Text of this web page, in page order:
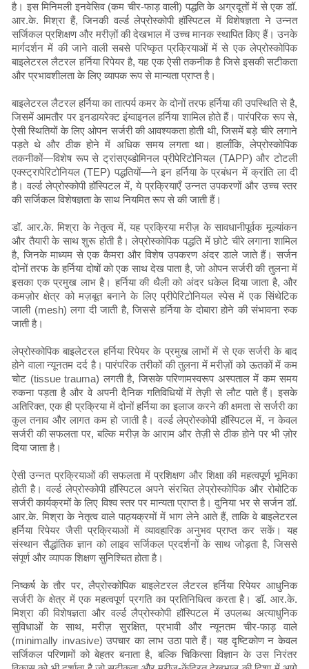
है। इस मिनिमली इनवेसिव (कम चीर-फाड़ वाली) पद्धति के अग्रदूतों में से एक डॉ.
आर.के. मिश्रा हैं, जिनकी वर्ल्ड लेप्रोस्कोपी हॉस्पिटल में विशेषज्ञता ने उन्नत
सर्जिकल प्रशिक्षण और मरीज़ों की देखभाल में उच्च मानक स्थापित किए हैं। उनके
मार्गदर्शन में की जाने वाली सबसे परिष्कृत प्रक्रियाओं में से एक लेप्रोस्कोपिक
बाइलेटरल लैटरल हर्निया रिपेयर है, यह एक ऐसी तकनीक है जिसे इसकी सटीकता
और प्रभावशीलता के लिए व्यापक रूप से मान्यता प्राप्त है।
बाइलेटरल लैटरल हर्निया का तात्पर्य कमर के दोनों तरफ हर्निया की उपस्थिति से है,
जिसमें आमतौर पर इनडायरेक्ट इंग्वाइनल हर्निया शामिल होते हैं। पारंपरिक रूप से,
ऐसी स्थितियों के लिए ओपन सर्जरी की आवश्यकता होती थी, जिसमें बड़े चीरे लगाने
पड़ते थे और ठीक होने में अधिक समय लगता था। हालाँकि, लेप्रोस्कोपिक
तकनीकों—विशेष रूप से ट्रांसएब्डोमिनल प्रीपेरिटोनियल (TAPP) और टोटली
एक्स्ट्रापेरिटोनियल (TEP) पद्धतियों—ने इन हर्निया के प्रबंधन में क्रांति ला दी
है। वर्ल्ड लेप्रोस्कोपी हॉस्पिटल में, ये प्रक्रियाएँ उन्नत उपकरणों और उच्च स्तर
की सर्जिकल विशेषज्ञता के साथ नियमित रूप से की जाती हैं।
डॉ. आर.के. मिश्रा के नेतृत्व में, यह प्रक्रिया मरीज़ के सावधानीपूर्वक मूल्यांकन
और तैयारी के साथ शुरू होती है। लेप्रोस्कोपिक पद्धति में छोटे चीरे लगाना शामिल
है, जिनके माध्यम से एक कैमरा और विशेष उपकरण अंदर डाले जाते हैं। सर्जन
दोनों तरफ के हर्निया दोषों को एक साथ देख पाता है, जो ओपन सर्जरी की तुलना में
इसका एक प्रमुख लाभ है। हर्निया की थैली को अंदर धकेल दिया जाता है, और
कमज़ोर क्षेत्र को मज़बूत बनाने के लिए प्रीपेरिटोनियल स्पेस में एक सिंथेटिक
जाली (mesh) लगा दी जाती है, जिससे हर्निया के दोबारा होने की संभावना रुक
जाती है।
लेप्रोस्कोपिक बाइलेटरल हर्निया रिपेयर के प्रमुख लाभों में से एक सर्जरी के बाद
होने वाला न्यूनतम दर्द है। पारंपरिक तरीकों की तुलना में मरीज़ों को ऊतकों में कम
चोट (tissue trauma) लगती है, जिसके परिणामस्वरूप अस्पताल में कम समय
रुकना पड़ता है और वे अपनी दैनिक गतिविधियों में तेज़ी से लौट पाते हैं। इसके
अतिरिक्त, एक ही प्रक्रिया में दोनों हर्निया का इलाज करने की क्षमता से सर्जरी का
कुल तनाव और लागत कम हो जाती है। वर्ल्ड लेप्रोस्कोपी हॉस्पिटल में, न केवल
सर्जरी की सफलता पर, बल्कि मरीज़ के आराम और तेज़ी से ठीक होने पर भी ज़ोर
दिया जाता है।
ऐसी उन्नत प्रक्रियाओं की सफलता में प्रशिक्षण और शिक्षा की महत्वपूर्ण भूमिका
होती है। वर्ल्ड लेप्रोस्कोपी हॉस्पिटल अपने संरचित लेप्रोस्कोपिक और रोबोटिक
सर्जरी कार्यक्रमों के लिए विश्व स्तर पर मान्यता प्राप्त है। दुनिया भर से सर्जन डॉ.
आर.के. मिश्रा के नेतृत्व वाले पाठ्यक्रमों में भाग लेने आते हैं, ताकि वे बाइलेटरल
हर्निया रिपेयर जैसी प्रक्रियाओं में व्यावहारिक अनुभव प्राप्त कर सकें। यह
संस्थान सैद्धांतिक ज्ञान को लाइव सर्जिकल प्रदर्शनों के साथ जोड़ता है, जिससे
संपूर्ण और व्यापक शिक्षण सुनिश्चित होता है।
निष्कर्ष के तौर पर, लैप्रोस्कोपिक बाइलेटरल लैटरल हर्निया रिपेयर आधुनिक
सर्जरी के क्षेत्र में एक महत्वपूर्ण प्रगति का प्रतिनिधित्व करता है। डॉ. आर.के.
मिश्रा की विशेषज्ञता और वर्ल्ड लैप्रोस्कोपी हॉस्पिटल में उपलब्ध अत्याधुनिक
सुविधाओं के साथ, मरीज़ सुरक्षित, प्रभावी और न्यूनतम चीर-फाड़ वाले
(minimally invasive) उपचार का लाभ उठा पाते हैं। यह दृष्टिकोण न केवल
सर्जिकल परिणामों को बेहतर बनाता है, बल्कि चिकित्सा विज्ञान के उस निरंतर